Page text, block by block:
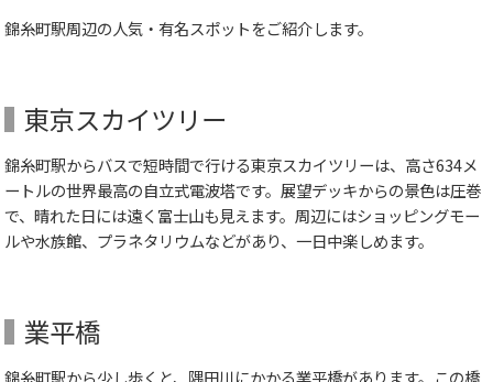
錦糸町駅周辺の人気・有名スポットをご紹介します。
東京スカイツリー
錦糸町駅からバスで短時間で行ける東京スカイツリーは、高さ634メ
ートルの世界最高の自立式電波塔です。展望デッキからの景色は圧巻
で、晴れた日には遠く富士山も見えます。周辺にはショッピングモー
ルや水族館、プラネタリウムなどがあり、一日中楽しめます。
業平橋
錦糸町駅から少し歩くと、隅田川にかかる業平橋があります。この橋